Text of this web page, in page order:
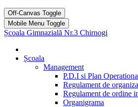
Off-Canvas Toggle
Mobile Menu Toggle
Școala Gimnazială Nr.3 Chirnogi
Școala
Management
P.D.I si Plan
Regulament de
Regulament de ordine
Organigrama